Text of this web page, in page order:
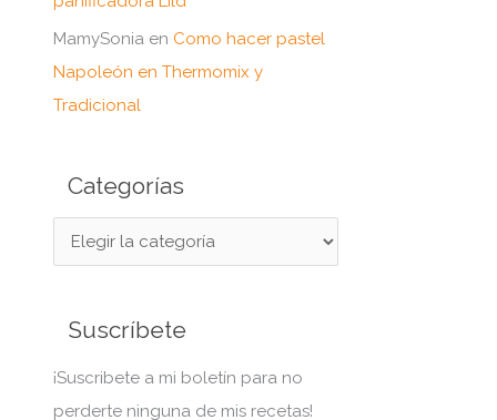
MamySonia en Como hacer pastel
Napoleón en Thermomix y
Tradicional
Categorías
a
Suscríbete
¡Suscribete a mi boletín para no
perderte ninguna de mis recetas!